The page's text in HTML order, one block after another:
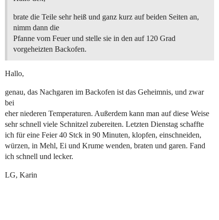
brate die Teile sehr heiß und ganz kurz auf beiden Seiten an,
nimm dann die
Pfanne vom Feuer und stelle sie in den auf 120 Grad
vorgeheizten Backofen.
Hallo,
genau, das Nachgaren im Backofen ist das Geheimnis, und zwar
bei
eher niederen Temperaturen. Außerdem kann man auf diese Weise
sehr schnell viele Schnitzel zubereiten. Letzten Dienstag schaffte
ich für eine Feier 40 Stck in 90 Minuten, klopfen, einschneiden,
würzen, in Mehl, Ei und Krume wenden, braten und garen. Fand
ich schnell und lecker.
LG, Karin